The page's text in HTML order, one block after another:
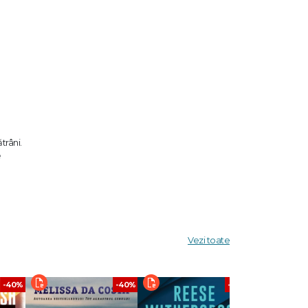
--
Vezi toate
-40% -40% -40%